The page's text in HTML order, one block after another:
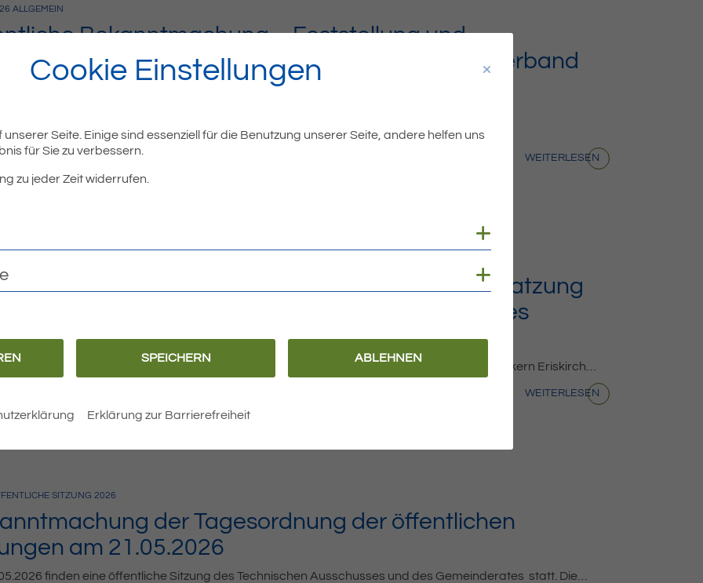
Bekanntmachung – Feststellung und
des Jahresabschlusses 2025, Zweckverband
unteres Schussental
ALLGEMEIN
vom 18. Mai…
WEITERLESEN
der Satzung zur 1. Änderung der Satzung
die förmliche Festlegung des Sanierungsgebietes
Eriskirch – Neue Mitte“ vom 25.05.2023
zur 1. Änderung der Satzung über die förmliche Festlegung des Sanierungsgebietes „Ortskern Eriskirch…
WEITERLESEN
der Tagesordnung der öffentlichen
am 21.05.2026
SITZUNG 2026
finden eine öffentliche Sitzung des Technischen Ausschusses und des Gemeinderates statt. Die…
Cookie Einstellungen
Seite. Einige sind essenziell für die Benutzung unserer Seite, andere helfen uns
für Sie zu verbessern.
zu jeder Zeit widerrufen.
Cookies anzeigen
SPEICHERN ABLEHNEN
Erklärung zur Barrierefreiheit